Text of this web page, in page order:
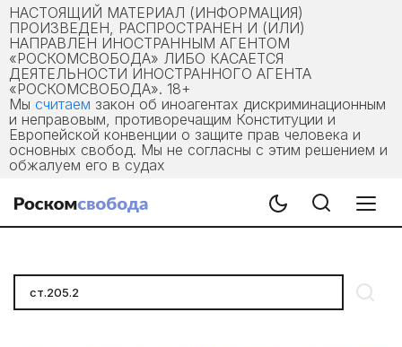
НАСТОЯЩИЙ МАТЕРИАЛ (ИНФОРМАЦИЯ)
ПРОИЗВЕДЕН, РАСПРОСТРАНЕН И (ИЛИ)
НАПРАВЛЕН ИНОСТРАННЫМ АГЕНТОМ
«РОСКОМСВОБОДА» ЛИБО КАСАЕТСЯ
ДЕЯТЕЛЬНОСТИ ИНОСТРАННОГО АГЕНТА
«РОСКОМСВОБОДА». 18+
Мы считаем закон об иноагентах дискриминационным
и неправовым, противоречащим Конституции и
Европейской конвенции о защите прав человека и
основных свобод. Мы не согласны с этим решением и
обжалуем его в судах